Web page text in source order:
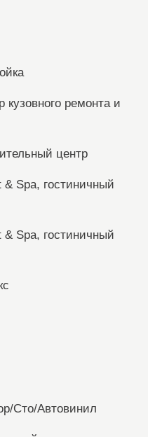
кузовного ремонта и
центр
Spa, гостиничный
Spa, гостиничный
Сто/Автовинил